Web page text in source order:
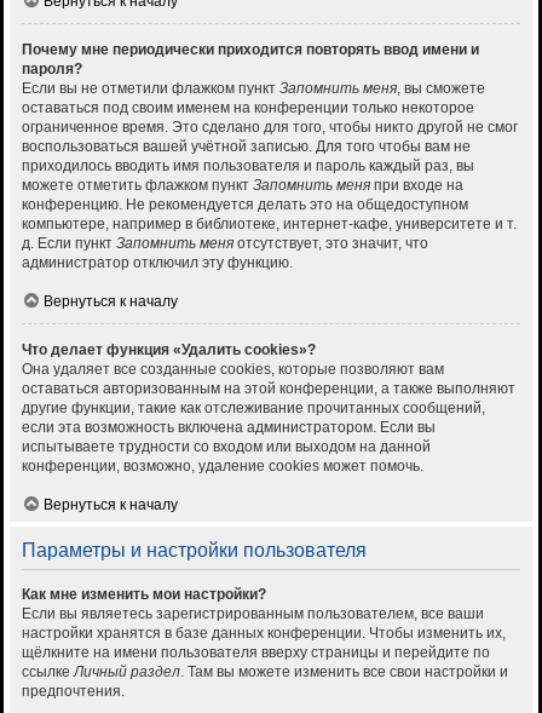
Почему мне периодически приходится повторять ввод имени и
пароля?
Если вы не отметили флажком пункт Запомнить меня, вы сможете
оставаться под своим именем на конференции только некоторое
ограниченное время. Это сделано для того, чтобы никто другой не смог
воспользоваться вашей учётной записью. Для того чтобы вам не
приходилось вводить имя пользователя и пароль каждый раз, вы
можете отметить флажком пункт Запомнить меня при входе на
конференцию. Не рекомендуется делать это на общедоступном
компьютере, например в библиотеке, интернет-кафе, университете и т.
д. Если пункт Запомнить меня отсутствует, это значит, что
администратор отключил эту функцию.
Вернуться к началу
Что делает функция «Удалить cookies»?
Она удаляет все созданные cookies, которые позволяют вам
оставаться авторизованным на этой конференции, а также выполняют
другие функции, такие как отслеживание прочитанных сообщений,
если эта возможность включена администратором. Если вы
испытываете трудности со входом или выходом на данной
конференции, возможно, удаление cookies может помочь.
Вернуться к началу
Параметры и настройки пользователя
Как мне изменить мои настройки?
Если вы являетесь зарегистрированным пользователем, все ваши
настройки хранятся в базе данных конференции. Чтобы изменить их,
щёлкните на имени пользователя вверху страницы и перейдите по
ссылкеЛичный раздел. Там вы можете изменить все свои настройки и
предпочтения.